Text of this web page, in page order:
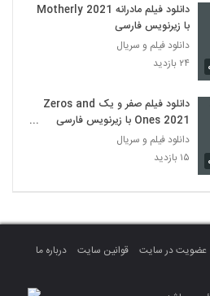
دانلود فیلم مادرانه Motherly 2021
با زیرنویس فارسی
دانلود فیلم و سریال
۲۴ بازدید
دانلود فیلم صفر و یک Zeros and
Ones 2021 با زیرنویس فارسی
چسبیده
دانلود فیلم و سریال
۱۵ بازدید
عضویت در سایت قوانین سایت
درباره ما